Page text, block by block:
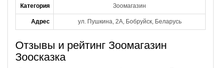
Категория Зоомагазин
Адрес ул. Пушкина, 2А, Бобруйск, Беларусь
Отзывы и рейтинг Зоомагазин
Зоосказка